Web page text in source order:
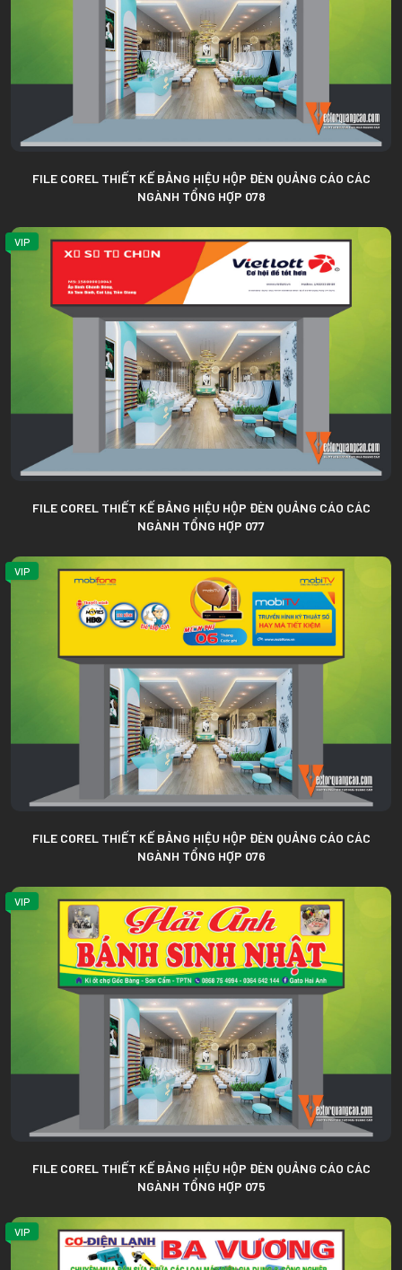
FILE COREL THIẾT KẾ BẢNG HIỆU HỘP ĐÈN QUẢNG CÁO CÁC
NGÀNH TỔNG HỢP 078
VIP
FILE COREL THIẾT KẾ BẢNG HIỆU HỘP ĐÈN QUẢNG CÁO CÁC
NGÀNH TỔNG HỢP 077
VIP
FILE COREL THIẾT KẾ BẢNG HIỆU HỘP ĐÈN QUẢNG CÁO CÁC
NGÀNH TỔNG HỢP 076
VIP
FILE COREL THIẾT KẾ BẢNG HIỆU HỘP ĐÈN QUẢNG CÁO CÁC
NGÀNH TỔNG HỢP 075
VIP